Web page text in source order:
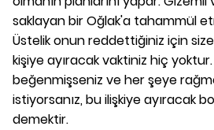
saklayan bir Oğlak'a tahammül
Üstelik onun reddettiğiniz için
kişiye ayıracak vaktiniz hiç
beğenmişseniz ve her şeye
istiyorsanız, bu ilişkiye ayıracak
demektir.